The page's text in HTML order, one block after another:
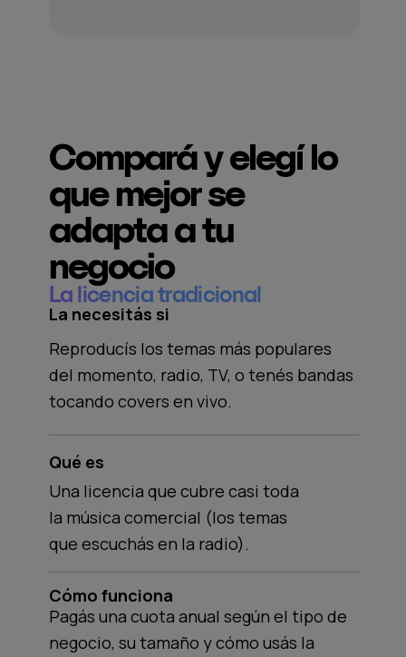
Compará y elegí lo
que mejor se
adapta a tu
negocio
La licencia tradicional
La necesitás si
Reproducís los temas más populares
del momento, radio, TV, o tenés bandas
tocando covers en vivo.
Cómo funciona
Pagás una cuota anual según el tipo de
negocio, su tamaño y cómo usás la
Qué es
Una licencia que cubre casi toda
la música comercial (los temas
que escuchás en la radio).